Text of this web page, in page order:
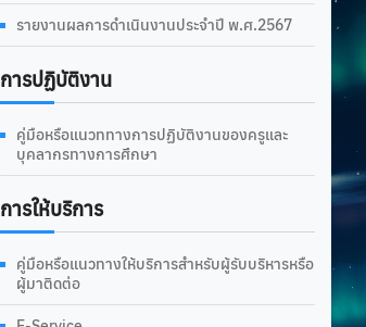
รายงานผลการดำเนินงานประจำปี พ.ศ.2567
การปฏิบัติงาน
คู่มือหรือแนวททางการปฏิบัติงานของครูและ
บุคลากรทางการศึกษา
การให้บริการ
คู่มือหรือแนวทางให้บริการสำหรับผู้รับบริหารหรือ
ผู้มาติดต่อ